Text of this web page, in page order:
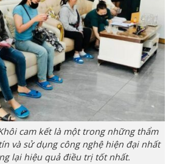
cam kết là một trong những thẩm
và sử dụng công nghệ hiện đại nhất
lại hiệu quả điều trị tốt nhất.